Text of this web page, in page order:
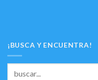
¡BUSCA Y ENCUENTRA!